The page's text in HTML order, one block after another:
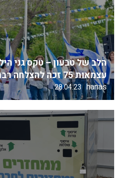
הלב של טבעון – טקס גני
עצמאות 75 זכה להצלחה רבה גם השנה
hanas
28.04.23